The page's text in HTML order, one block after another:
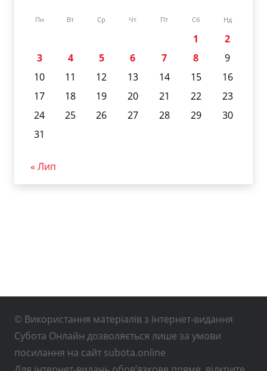
Пн Вт Ср Чт Пт Сб Нд
1
2
3
4 5 6 7 8
9
10
11 12 13 14 15
16
17
18 19 20 21 22
23
24
25 26 27 28 29
30
31
« Лип
© Використання матеріалів з інтернет-видання
Субота Онлайн дозволяється лише за умови
посилання на сайт subota.online